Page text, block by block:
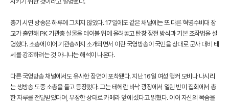
총기 시연 방송은 하루에 그치지 않았다. 17일에도 같은 채널에는 또 다른 혁명수비대 장
교가 출연해 PK 기관총 실물을 테이블 위에 올려놓고 탄창 장전 방식과 기본 조작법을 설
명했다. 소총에 이어 기관총까지 소개되면서 이란 국영방송이 국민을 상대로 군사 대비 태
세를 강조하려는 것 아니냐는 해석이 나온다.
다른 국영방송 채널에서도 유사한 장면이 포착됐다. 지난 16일 여성 앵커 모비나 나시리
는 생방송 도중 소총을 들고 등장했다. 그는 테헤란 바낙 광장에서 열린 반미 집회에서 총
한 자루를 전달받았다며, 무장한 상태로 카메라 앞에 섰다고 밝혔다. 이어 자신의 목숨을